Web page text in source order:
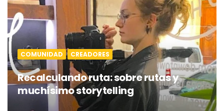
COMUNIDAD CREADORES
Recalculando ruta: sobre rutas y
muchísimo storytelling